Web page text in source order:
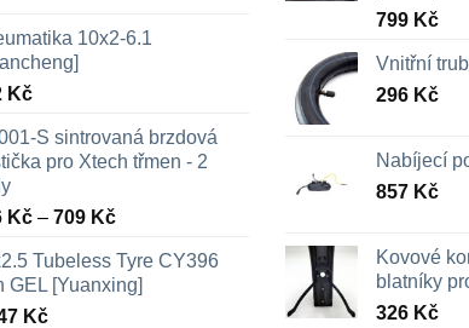
10x2-6.1
Kč
S sintrovaná brzdová
pro Xtech třmen - 2
Kč – 709 KčRozpětí
326 Kč
až
Tubeless Tyre CY396
GEL [Yuanxing]
Kč
799 Kč
Vnitřní
296 Kč
Nabíjecí
857 Kč
Kovové
blatníky
326 Kč